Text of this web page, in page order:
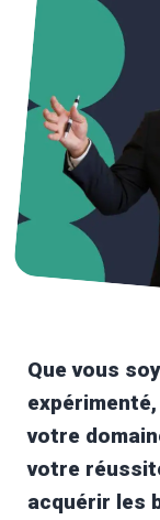
Que vous
votre
votre
acquérir les